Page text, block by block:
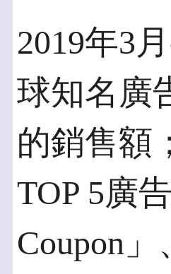
2019年3
球知名廣
的銷售額
TOP 5廣
Coupon